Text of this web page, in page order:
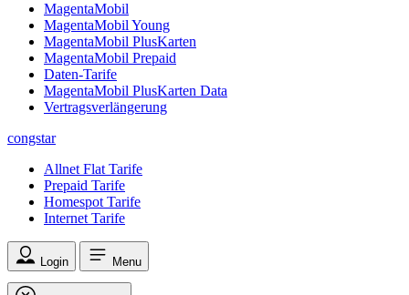
MagentaMobil
MagentaMobil Young
MagentaMobil PlusKarten
MagentaMobil Prepaid
Daten-Tarife
MagentaMobil PlusKarten Data
Vertragsverlängerung
congstar
Allnet Flat Tarife
Prepaid Tarife
Homespot Tarife
Internet Tarife
Login Menu